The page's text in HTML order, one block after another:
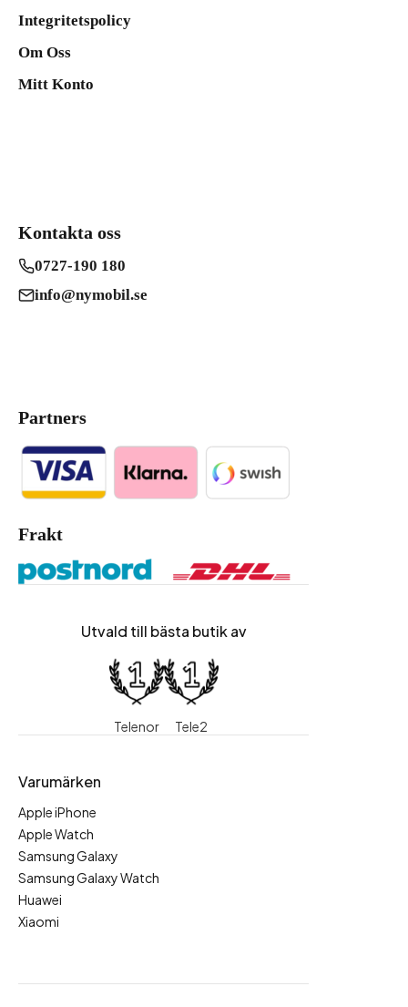
Integritetspolicy
Om Oss
Mitt Konto
Kontakta oss
0727-190 180
info@nymobil.se
Partners
Frakt
Utvald till bästa butik av
Telenor Tele2
Varumärken
Apple iPhone
Apple Watch
Samsung Galaxy
Samsung Galaxy Watch
Huawei
Xiaomi